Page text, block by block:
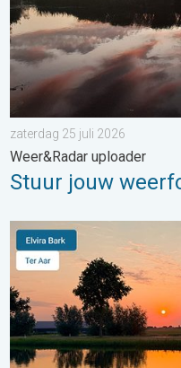
zaterdag 25 juli 2026
Weer&Radar uploader
Stuur jouw
De weerfoto van de